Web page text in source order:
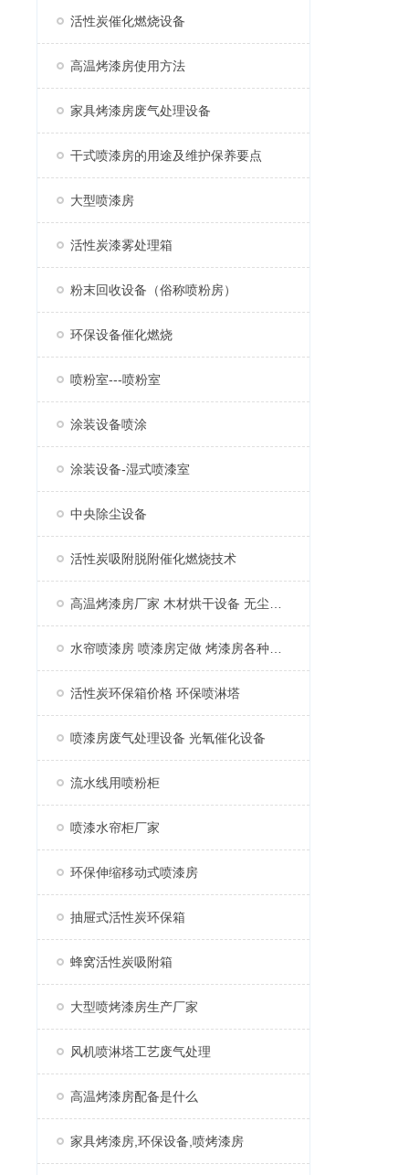
活性炭催化燃烧设备
高温烤漆房使用方法
家具烤漆房废气处理设备
干式喷漆房的用途及维护保养要点
大型喷漆房
活性炭漆雾处理箱
粉末回收设备（俗称喷粉房）
环保设备催化燃烧
喷粉室---喷粉室
涂装设备喷涂
涂装设备-湿式喷漆室
中央除尘设备
活性炭吸附脱附催化燃烧技术
活性炭环保箱价格 环保喷淋塔
喷漆房废气处理设备 光氧催化设备
流水线用喷粉柜
喷漆水帘柜厂家
环保伸缩移动式喷漆房
抽屉式活性炭环保箱
蜂窝活性炭吸附箱
大型喷烤漆房生产厂家
风机喷淋塔工艺废气处理
高温烤漆房配备是什么
家具烤漆房,环保设备,喷烤漆房